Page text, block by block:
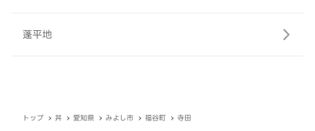
蓬平地
トップ 丼 愛知県 みよし市 福谷町 寺田